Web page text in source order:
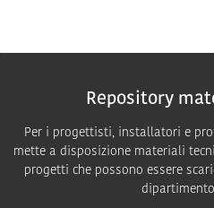
Repository
Per i progettisti, installatori e
mette a disposizione materiali
progetti che possono essere